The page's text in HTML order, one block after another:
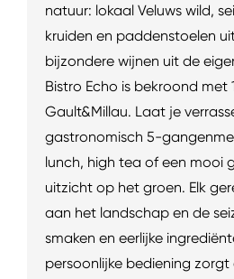
natuur: lokaal Veluws wild,
kruiden en paddenstoelen
bijzondere wijnen uit de
Bistro Echo is bekroond
Gault&Millau. Laat je
gastronomisch 5-
lunch, high tea of een mooi
uitzicht op het groen. Elk
aan het landschap en de
smaken en eerlijke
persoonlijke bediening